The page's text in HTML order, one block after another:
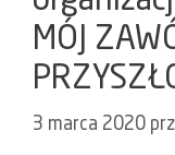
MÓJ
3 marca 2020